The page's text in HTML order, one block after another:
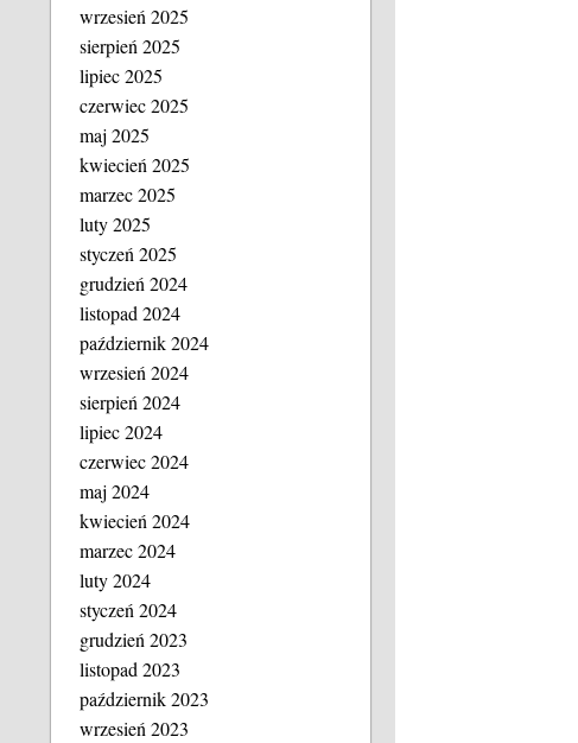
wrzesień 2025
sierpień 2025
lipiec 2025
czerwiec 2025
maj 2025
kwiecień 2025
marzec 2025
luty 2025
styczeń 2025
grudzień 2024
listopad 2024
październik 2024
wrzesień 2024
sierpień 2024
lipiec 2024
czerwiec 2024
maj 2024
kwiecień 2024
marzec 2024
luty 2024
styczeń 2024
grudzień 2023
listopad 2023
październik 2023
wrzesień 2023